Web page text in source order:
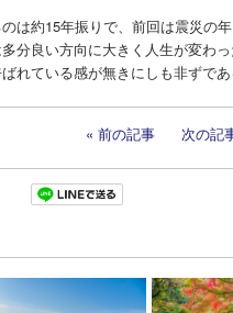
は約15年振りで、前回は震災の年
分良い方向に大きく人生が変わっ
れている感が無きにしも非ずであ
前の記事 次の記